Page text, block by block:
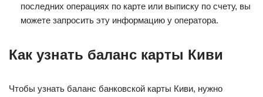
последних операциях по карте или выписку по счету, вы
можете запросить эту информацию у оператора.
Как узнать баланс карты Киви
Чтобы узнать баланс банковской карты Киви, нужно